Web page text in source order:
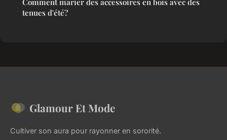
Comment marier des accessoires en bois avec des
tenues d'été?
Glamour Et Mode
Cultiver son aura pour rayonner en sororité.